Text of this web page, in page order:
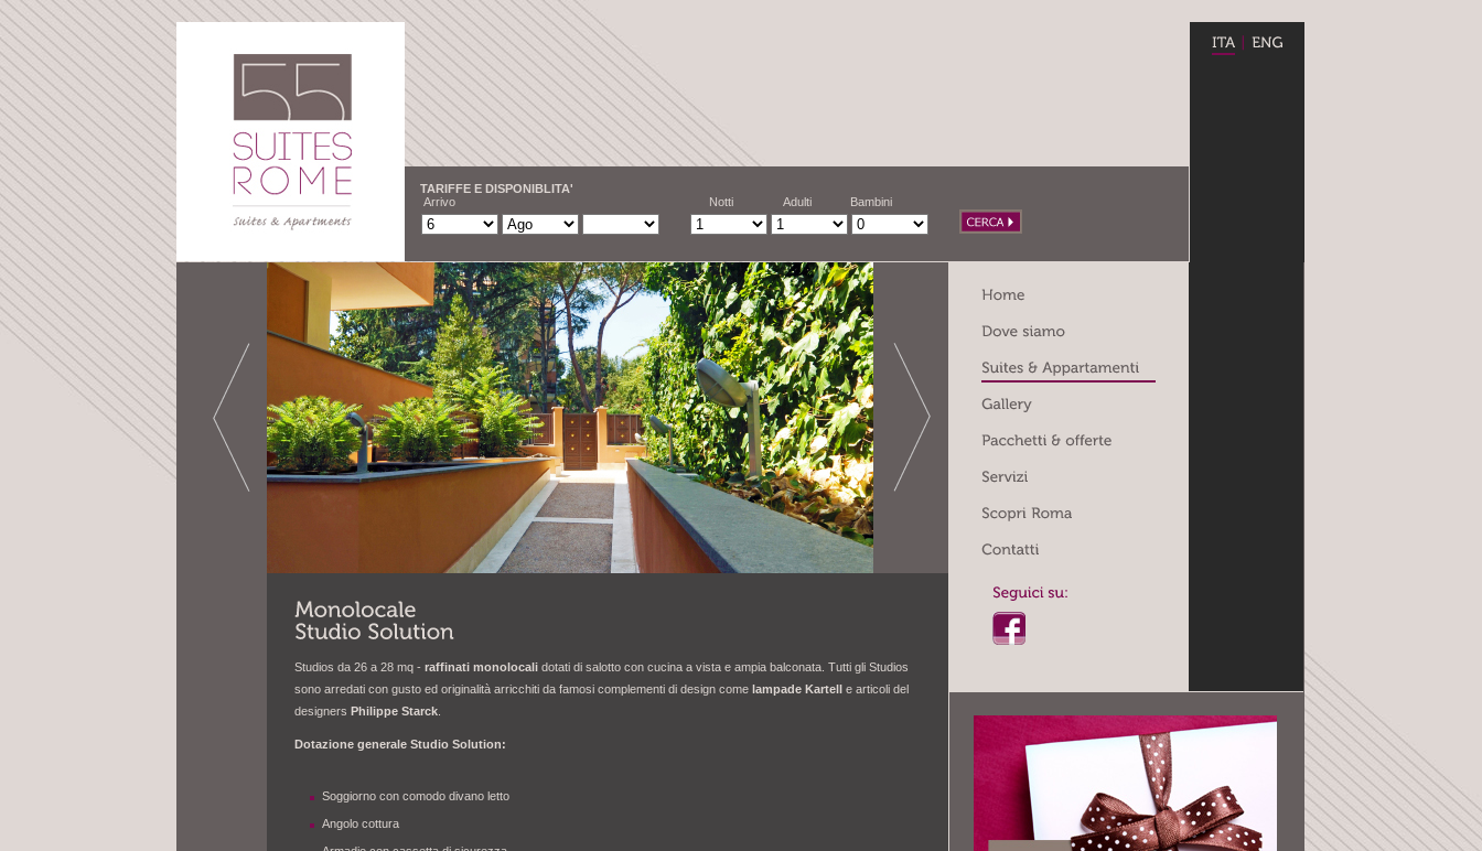
TARIFFE E DISPONIBLITA'
Arrivo
Notti Adulti Bambini
Studios da 26 a 28 mq - raffinati monolocali dotati di salotto con cucina a vista e ampia balconata. Tutti gli Studios
sono arredati con gusto ed originalità arricchiti da famosi complementi di design come lampade Kartell e articoli del
designers Philippe Starck
Dotazione generale Studio Solution:
Soggiorno con comodo divano letto
Angolo cottura